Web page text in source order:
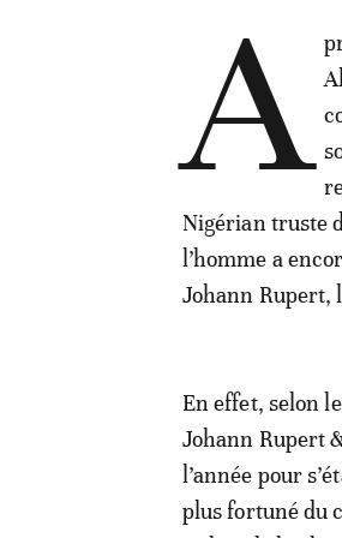
A
Nigérian truste
l’homme a
Johann Rupert,
En effet, selon
Johann Rupert
l’année pour
plus fortuné du